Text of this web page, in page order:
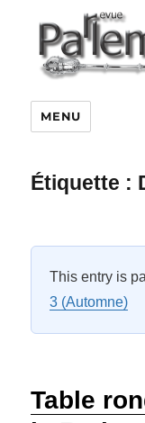
MENU
Étiquette :
This entry is
3 (Automne)
Table